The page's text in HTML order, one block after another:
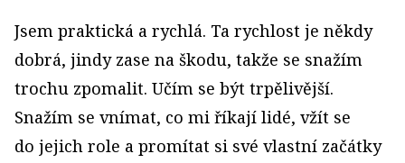
Jsem praktická a rychlá. Ta rychlost je někdy
dobrá, jindy zase na škodu, takže se snažím
trochu zpomalit. Učím se být trpělivější.
Snažím se vnímat, co mi říkají lidé, vžít se
do jejich role a promítat si své vlastní začátky